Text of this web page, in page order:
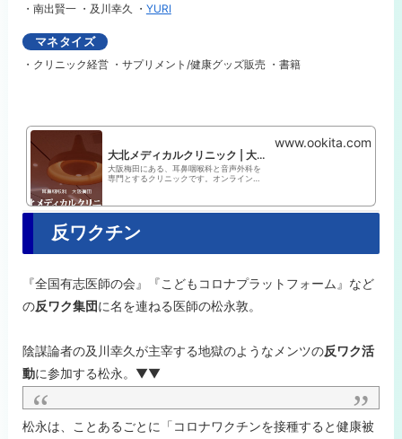
・ 南出賢一 ・ 及川幸久 ・ YURI
マネタイズ
・クリニック経営 ・サプリメント/健康グッズ販売 ・書籍
大北メディカルクリニック | 大阪 梅田 | 耳鼻咽喉科 音声外科
大阪梅田にある、耳鼻咽喉科と音声外科を
専門とするクリニックです。オンライン予
気、難聴・耳だれ・めまい・声枯れ・花粉
ていただきます...
www.ookita.com
反ワクチン
『全国有志医師の会』『こどもコロナプラットフォーム』など
の反ワク集団に名を連ねる医師の松永敦。
陰謀論者の及川幸久が主宰する地獄のようなメンツの反ワク活
動に参加する松永。▼▼
松永は、ことあるごとに「コロナワクチンを接種すると健康被